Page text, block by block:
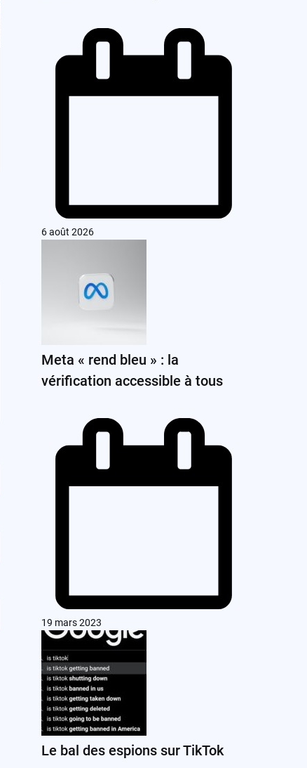
6 août 2026
Meta « rend bleu » : la
vérification accessible à tous
19 mars 2023
Le bal des espions sur TikTok